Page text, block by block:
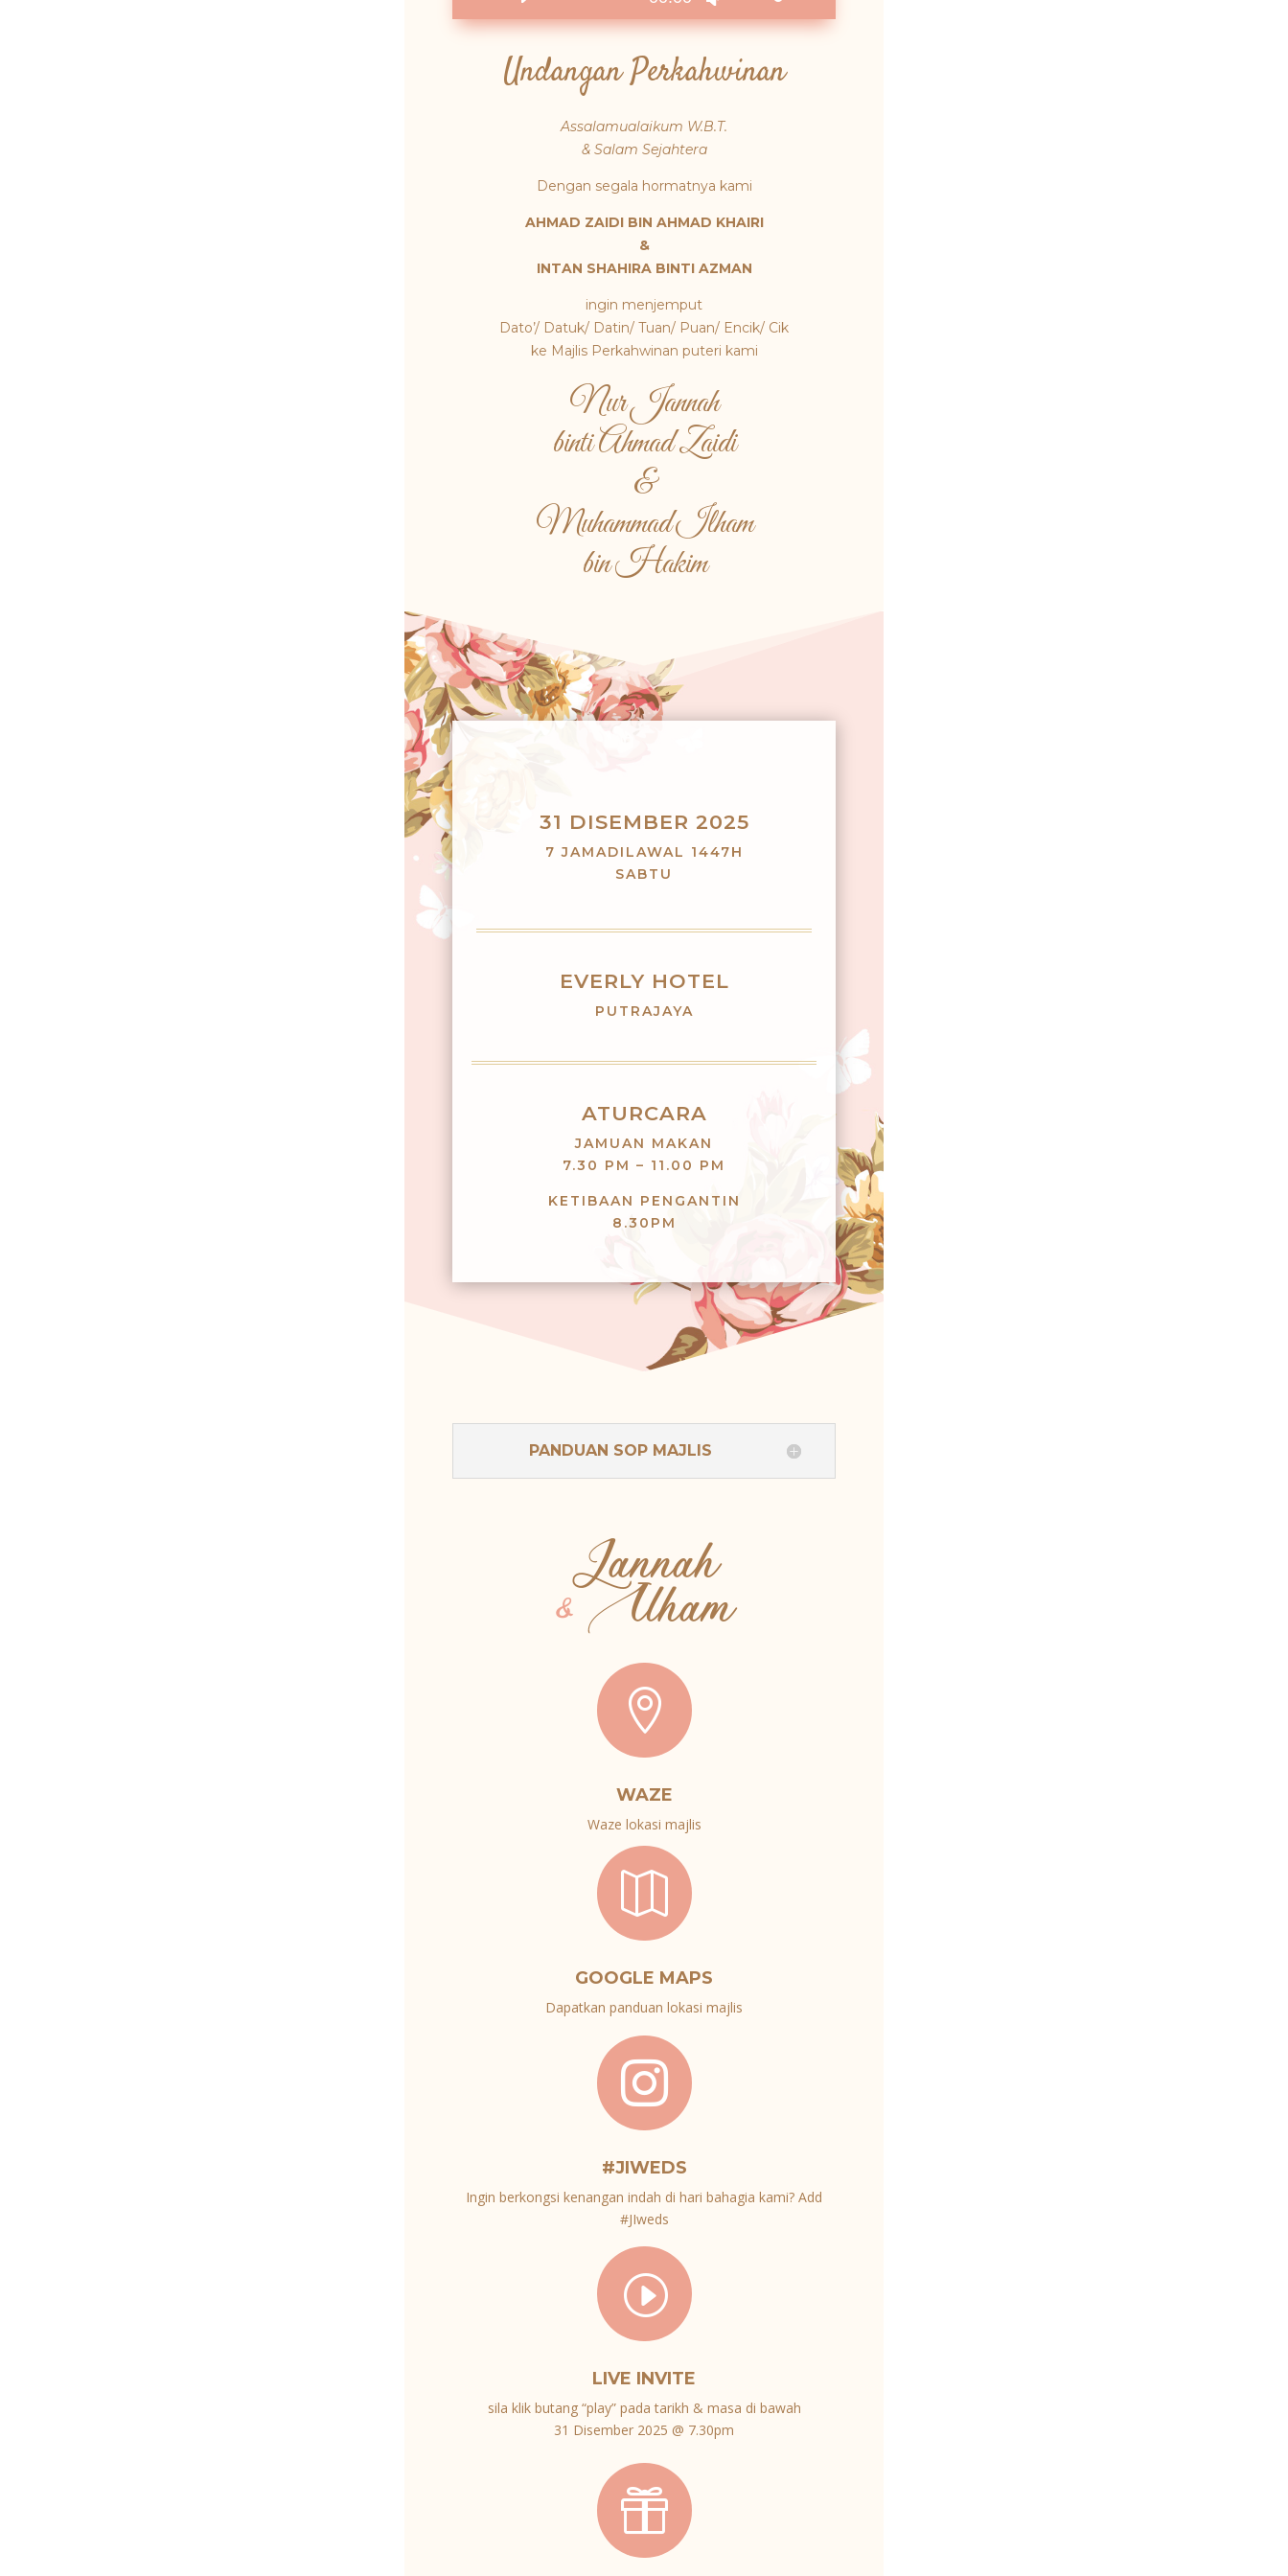
Player
Up/Down
keys
to
or
Undangan Perkahwinan
Assalamualaikum W.B.T.
& Salam Sejahtera
Dengan segala hormatnya kami
AHMAD ZAIDI BIN AHMAD KHAIRI
&
INTAN SHAHIRA BINTI AZMAN
ingin menjemput
Dato’/ Datuk/ Datin/ Tuan/ Puan/ Encik/ Cik
ke Majlis Perkahwinan puteri kami
Nur Jannah
binti Ahmad Zaidi
&
Muhammad Ilham
bin Hakim
31 DISEMBER 2025
7 JAMADILAWAL 1447H
SABTU
EVERLY HOTEL
PUTRAJAYA
ATURCARA
JAMUAN MAKAN
7.30 PM – 11.00 PM
KETIBAAN PENGANTIN
8.30PM
PANDUAN SOP MAJLIS
Jannah
&Ilham

WAZE
Waze lokasi majlis

GOOGLE MAPS
Dapatkan panduan lokasi majlis

#JIWEDS
Ingin berkongsi kenangan indah di hari bahagia kami? Add
#JIweds
I
LIVE INVITE
sila klik butang “play” pada tarikh & masa di bawah
31 Disember 2025 @ 7.30pm
